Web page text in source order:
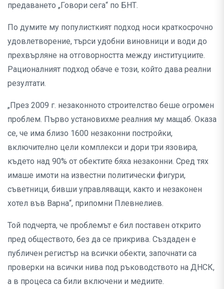
предаването „Говори сега“ по БНТ.
По думите му популисткият подход носи краткосрочно
удовлетворение, търси удобни виновници и води до
прехвърляне на отговорността между институциите.
Рационалният подход обаче е този, който дава реални
резултати.
„През 2009 г. незаконното строителство беше огромен
проблем. Първо установихме реалния му мащаб. Оказа
се, че има близо 1600 незаконни постройки,
включително цели комплекси и дори три язовира,
където над 90% от обектите бяха незаконни. Сред тях
имаше имоти на известни политически фигури,
съветници, бивши управляващи, както и незаконен
хотел във Варна“, припомни Плевнелиев.
Той подчерта, че проблемът е бил поставен открито
пред обществото, без да се прикрива. Създаден е
публичен регистър на всички обекти, започнати са
проверки на всички нива под ръководството на ДНСК,
а в процеса са били включени и медиите.